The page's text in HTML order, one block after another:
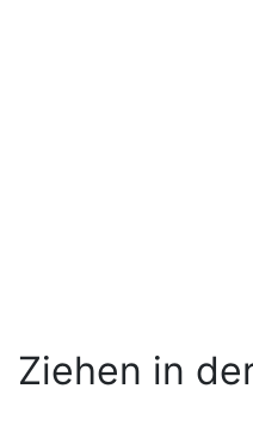
Ziehen in